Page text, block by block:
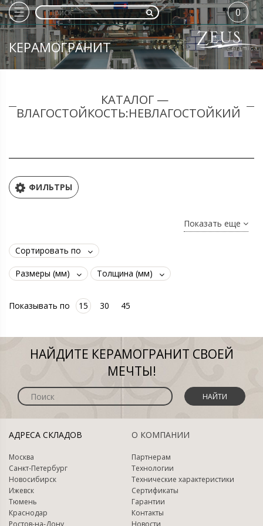
КЕРАМОГРАНИТ
0
КАТАЛОГ —
ВЛАГОСТОЙКОСТЬ:НЕВЛАГОСТОЙКИЙ
ФИЛЬТРЫ
Показать еще
Сортировать по
Размеры (мм) Толщина (мм)
Показывать по 15 30 45
НАЙДИТЕ КЕРАМОГРАНИТ СВОЕЙ
МЕЧТЫ!
НАЙТИ
АДРЕСА СКЛАДОВ
Москва
Санкт-Петербург
Новосибирск
Ижевск
Тюмень
Краснодар
Ростов-на-Дону
О КОМПАНИИ
Партнерам
Технологии
Технические характеристики
Сертификаты
Гарантии
Контакты
Новости